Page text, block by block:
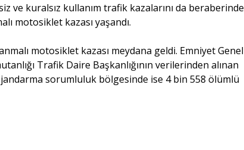
ve kuralsız kullanım trafik kazalarını da beraberinde
motosiklet kazası yaşandı.
motosiklet kazası meydana geldi. Emniyet Genel
Trafik Daire Başkanlığının verilerinden alınan
sorumluluk bölgesinde ise 4 bin 558 ölümlü